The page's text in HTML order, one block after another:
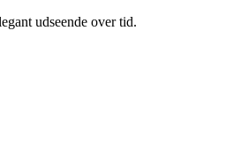
udseende over tid.